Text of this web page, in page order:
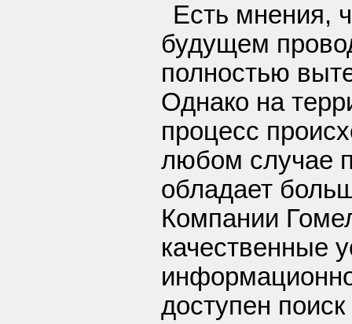
Есть мнения,
будущем
полностью
Однако на
процесс
любом случае
обладает
Компании
качественные
доступен